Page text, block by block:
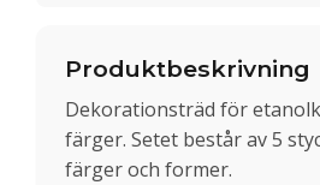
Produktbeskrivning
Dekorationsträd för
färger. Setet består av 5
färger och former.